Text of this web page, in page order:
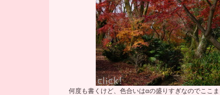
何度も書くけど、色合いはαの盛りすぎなのでここ